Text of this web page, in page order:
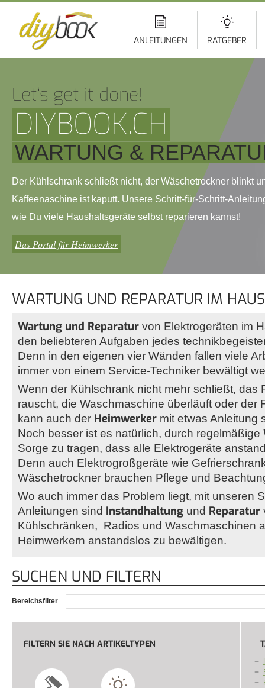
ANLEITUNGEN RATGEBER
Let‘s get it done!
DIYBOOK.CH
WARTUNG &
Der Kühlschrank schließt nicht, der Wäschetrockner blinkt
Kaffeenaschine ist kaputt. Unsere Schritt-für-Schritt-
wie Du viele Haushaltsgeräte selbst reparieren kannst!
Das Portal für Heimwerker
WARTUNG UND REPARATUR IM
Wartung und Reparatur von Elektrogeräten im
den beliebteren Aufgaben jedes
Denn in den eigenen vier Wänden fallen viele
immer von einem Service-Techniker bewältigt
Wenn der Kühlschrank nicht mehr schließt, das
rauscht, die Waschmaschine überläuft oder der
kann auch der Heimwerker mit etwas Anleitung
Noch besser ist es natürlich, durch regelmäßige
Sorge zu tragen, dass alle Elektrogeräte
Denn auch Elektrogroßgeräte wie
Wäschetrockner brauchen Pflege und
Wo auch immer das Problem liegt, mit unseren
Anleitungen sind Instandhaltung und Reparatur
Kühlschränken, Radios und Waschmaschinen
Heimwerkern anstandslos zu bewältigen.
SUCHEN UND FILTERN
Bereichsfilter
FILTERN SIE NACH ARTIKELTYPEN